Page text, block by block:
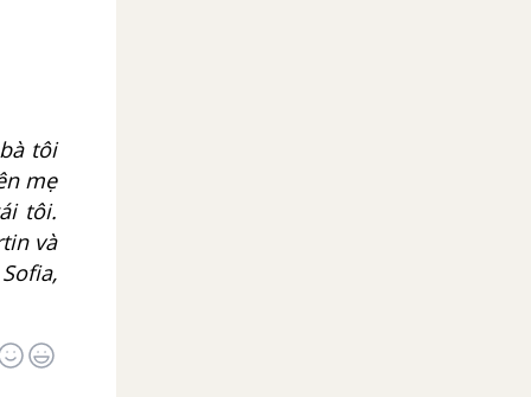
tôi
mẹ
tôi.
và